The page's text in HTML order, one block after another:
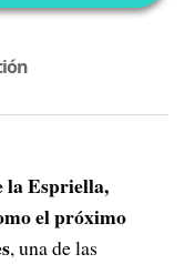
la Espriella,
el próximo
, una de las